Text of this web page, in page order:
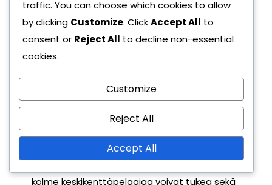
hyökkäykset. Tämä rakenne minimoi tilan
hyökkääjille, mikä tekee heidän
tunkeutumisestaan vaikeaa. Toisaalta 4-4-2
jättää aukkoja, joita taitavat vastustajat
voivat hyödyntää.
Toinen 6-3-1 -muotoilun etu on sentaktinen
. Muotoilu mahdollistaa nopeita
kolme keskikenttäpelaajaa voivat tukea sekä
traffic. You can choose which cookies to allow
by clicking Customize. ClickAccept All to
consent or Reject All to decline non-essential
cookies.
Customize
Reject All
Accept All